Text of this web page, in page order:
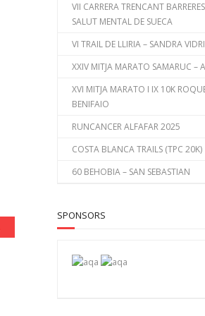
VII CARRERA TRENCANT
SALUT MENTAL DE SUECA
VI TRAIL DE LLIRIA – SANDRA
XXIV MITJA MARATO SAMARUC –
XVI MITJA MARATO I IX 10K
BENIFAIO
RUNCANCER ALFAFAR 2025
COSTA BLANCA TRAILS (TPC 20K)
60 BEHOBIA – SAN SEBASTIAN
SPONSORS